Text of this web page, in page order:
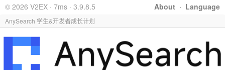
About · Language
© 2026 V2EX · 7ms · 3.9.8.5
AnySearch 学生&开发者成长计划